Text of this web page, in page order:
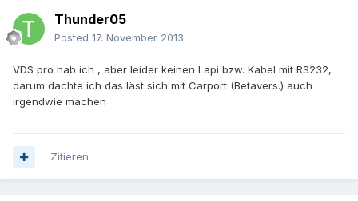
Thunder05
Posted 17. November 2013
VDS pro hab ich , aber leider keinen Lapi bzw. Kabel mit RS232,
darum dachte ich das läst sich mit Carport (Betavers.) auch
irgendwie machen
Zitieren